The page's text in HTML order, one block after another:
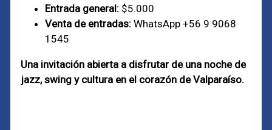
Entrada general: $5.000
Venta de entradas: WhatsApp +56 9 9068
1545
Una invitación abierta a disfrutar de una noche de
jazz, swing y cultura en el corazón de Valparaíso.